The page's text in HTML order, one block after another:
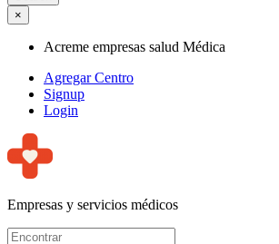
×
Acreme empresas salud Médica
Agregar Centro
Signup
Login
Acreme empresas salud
Empresas y servicios médicos